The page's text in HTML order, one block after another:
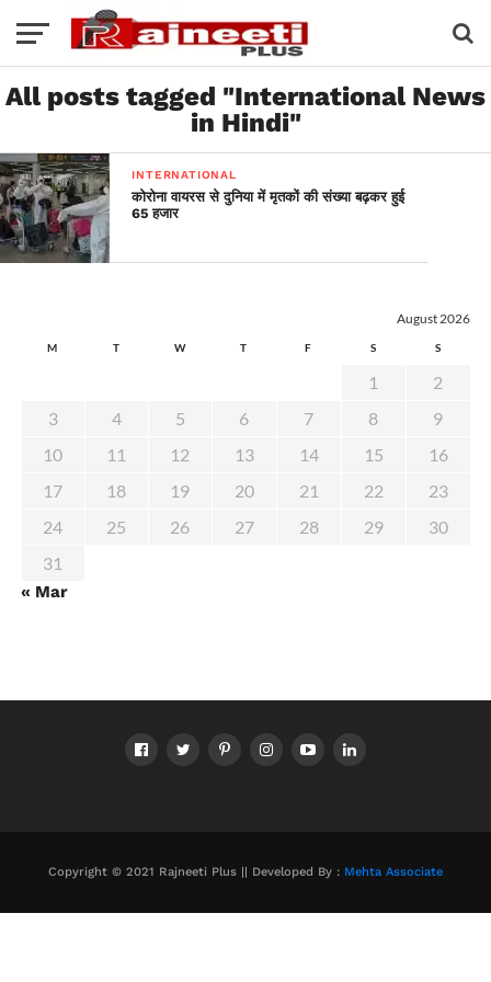
All posts tagged "International News
in Hindi"
INTERNATIONAL
कोरोना वायरस से दुनिया में मृतकों की संख्या बढ़कर हुई
65 हजार
August 2026
M T W T F S S
1
2
3
4 5 6 7 8
9
10
11 12 13 14 15
16
17
18 19 20 21 22
23
24
25 26 27 28 29
30
31
« Mar
Copyright © 2021 Rajneeti Plus || Developed By : Mehta Associate